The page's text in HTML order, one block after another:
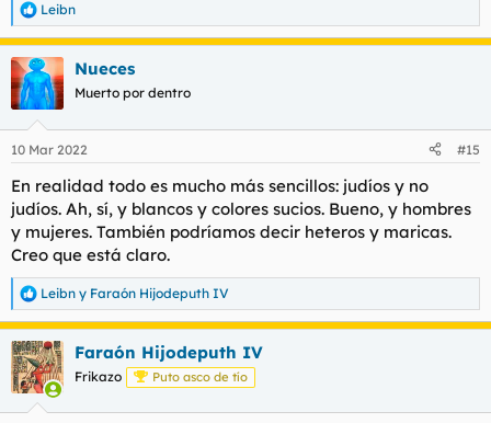
R
e
a
c
c
i
e
:
Leibn
Nueces
Muerto por dentro
10 Mar 2022 #15
En realidad todo es mucho más sencillos: judíos y no
judíos. Ah, sí, y blancos y colores sucios. Bueno, y hombres
y mujeres. También podríamos decir heteros y maricas.
Creo que está claro.
R
e
a
c
c
i
Leibn y Faraón Hijodeputh IV
Faraón Hijodeputh IV
Frikazo Puto asco de tío